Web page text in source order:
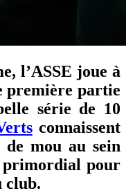
l’ASSE joue à
première partie
série de 10
connaissent
mou au sein
primordial pour
club.